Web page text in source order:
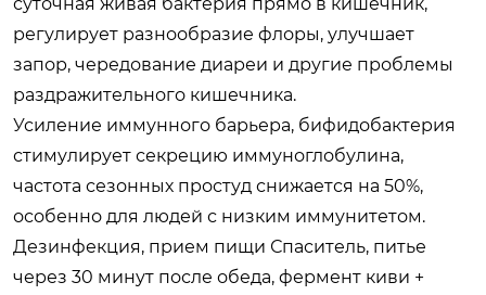
регулирует разнообразие флоры, улучшает
запор, чередование диареи и другие проблемы
раздражительного кишечника.
Усиление иммунного барьера, бифидобактерия
стимулирует секрецию иммуноглобулина,
частота сезонных простуд снижается на 50%,
особенно для людей с низким иммунитетом.
Дезинфекция, прием пищи Спаситель, питье
через 30 минут после обеда, фермент киви +